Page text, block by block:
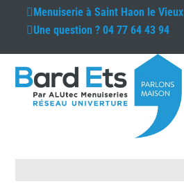
Menuiserie àSaint Haon le Vieux
Une question ?04 77 64 43 94